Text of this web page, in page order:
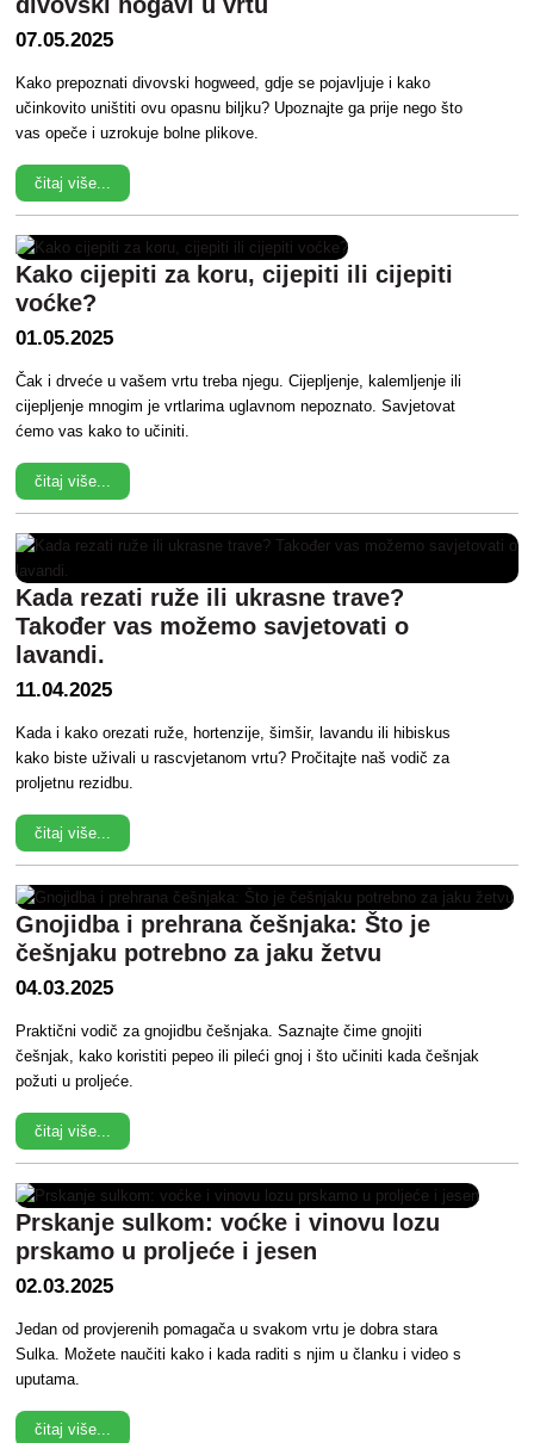
07.05.2025
Kako prepoznati divovski hogweed, gdje se pojavljuje i kako
učinkovito uništiti ovu opasnu biljku? Upoznajte ga prije nego što
vas opeče i uzrokuje bolne plikove.
čitaj više...
Kako cijepiti za koru, cijepiti ili cijepiti
voćke?
01.05.2025
Čak i drveće u vašem vrtu treba njegu. Cijepljenje, kalemljenje ili
cijepljenje mnogim je vrtlarima uglavnom nepoznato. Savjetovat
ćemo vas kako to učiniti.
čitaj više...
Kada rezati ruže ili ukrasne trave?
Također vas možemo savjetovati o
lavandi.
11.04.2025
Kada i kako orezati ruže, hortenzije, šimšir, lavandu ili hibiskus
kako biste uživali u rascvjetanom vrtu? Pročitajte naš vodič za
proljetnu rezidbu.
čitaj više...
Gnojidba i prehrana češnjaka: Što je
češnjaku potrebno za jaku žetvu
04.03.2025
Praktični vodič za gnojidbu češnjaka. Saznajte čime gnojiti
češnjak, kako koristiti pepeo ili pileći gnoj i što učiniti kada češnjak
požuti u proljeće.
čitaj više...
Prskanje sulkom: voćke i vinovu lozu
prskamo u proljeće i jesen
02.03.2025
Jedan od provjerenih pomagača u svakom vrtu je dobra stara
Sulka. Možete naučiti kako i kada raditi s njim u članku i video s
uputama.
čitaj više...